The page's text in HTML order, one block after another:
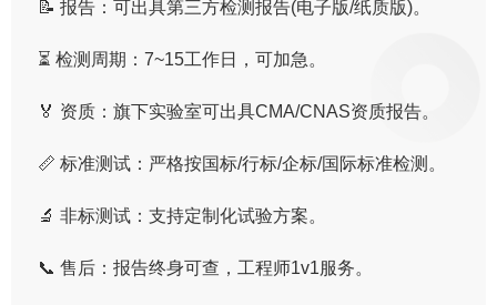
📝 报告：可出具第三方检测报告(电子版/纸质版)。
⏳ 检测周期：7~15工作日，可加急。
🏅 资质：旗下实验室可出具CMA/CNAS资质报告。
📏 标准测试：严格按国标/行标/企标/国际标准检测。
🔬 非标测试：支持定制化试验方案。
📞 售后：报告终身可查，工程师1v1服务。